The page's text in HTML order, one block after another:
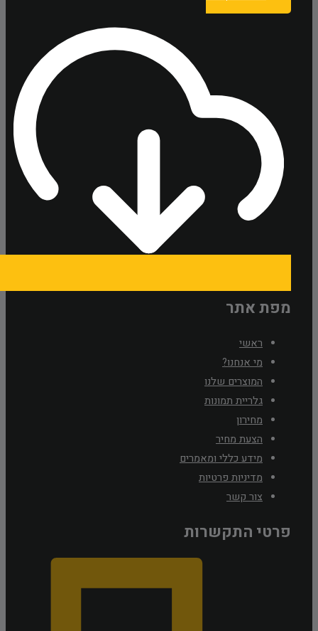
מפת אתר
ראשי
מי אנחנו?
המוצרים שלנו
גלריית תמונות
מחירון
הצעת מחיר
מידע כללי ומאמרים
מדיניות פרטיות
צור קשר
פרטי התקשרות